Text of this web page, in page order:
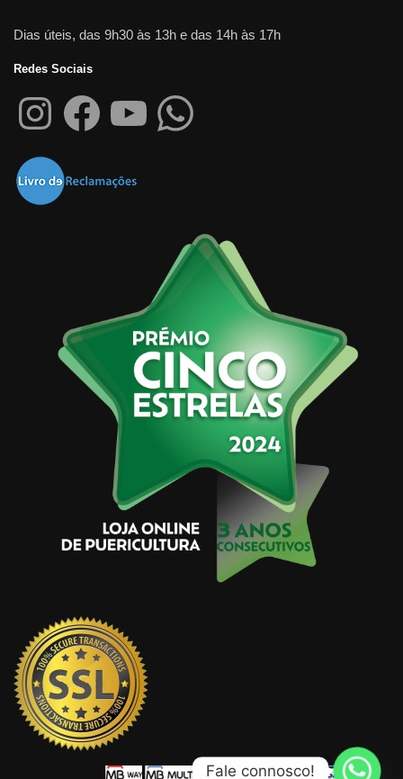
Dias úteis, das 9h30 às 13h e das 14h às 17h
Redes Sociais
Fale connosco!